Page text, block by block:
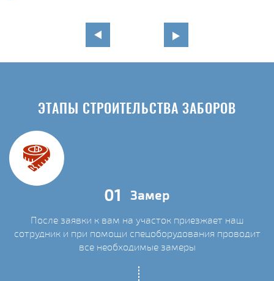
ЭТАПЫ СТРОИТЕЛЬСТВА ЗАБОРОВ
01 Замер
После заявки к вам на участок приезжает наш
сотрудник и при помощи спецоборудования проводит
все необходимые замеры